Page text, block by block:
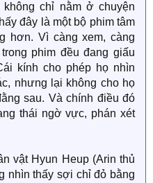
chỉ nằm ở chuyện
đây là một bộ phim tâm
hơn. Vì càng xem, càng
phim đều đang giấu
kính cho phép họ nhìn
nhưng lại không cho họ
sau. Và chính điều đó
thái ngờ vực, phán xét
vật Hyun Heup (Arin thủ
nhìn thấy sợi chỉ đỏ bằng